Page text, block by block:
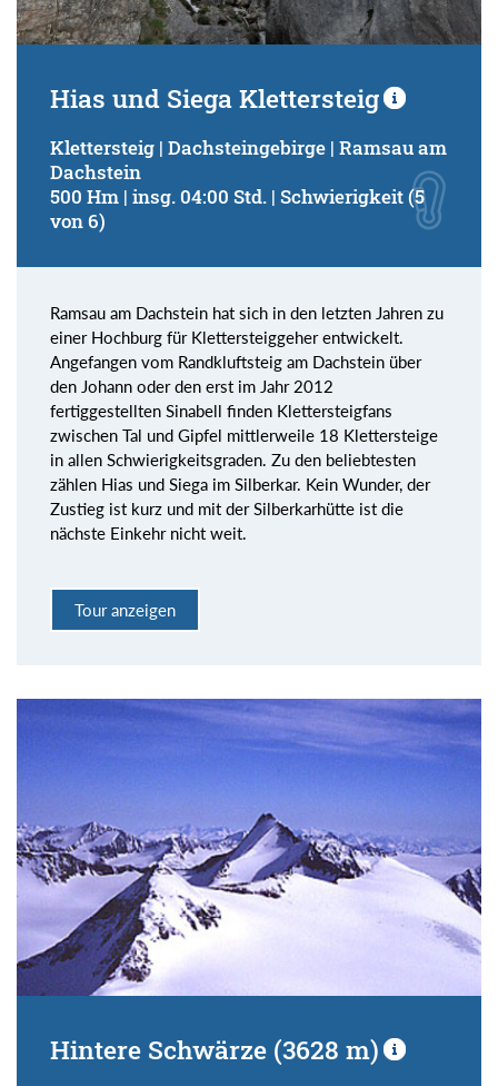
Hias und Siega Klettersteig
Klettersteig | Dachsteingebirge | Ramsau am
Dachstein
500 Hm | insg. 04:00 Std. | Schwierigkeit (5
von 6)
Ramsau am Dachstein hat sich in den letzten Jahren zu
einer Hochburg für Klettersteiggeher entwickelt.
Angefangen vom Randkluftsteig am Dachstein über
den Johann oder den erst im Jahr 2012
fertiggestellten Sinabell finden Klettersteigfans
zwischen Tal und Gipfel mittlerweile 18 Klettersteige
in allen Schwierigkeitsgraden. Zu den beliebtesten
zählen Hias und Siega im Silberkar. Kein Wunder, der
Zustieg ist kurz und mit der Silberkarhütte ist die
nächste Einkehr nicht weit.
Tour anzeigen
Hintere Schwärze (3628 m)